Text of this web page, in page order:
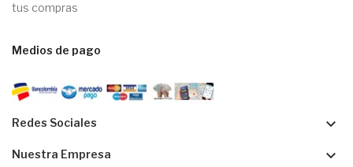
tus compras
Medios de pago
Redes Sociales keyboard_arrow_down
Nuestra Empresa keyboard_arrow_down